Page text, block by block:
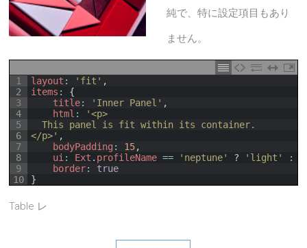
純で、特に設定項目もあり
ません。
1
2
3
4
5
6
7
8
9
10
layout : 'fit' ,
items :
{
title: 'Inner Panel' ,
html :
'<p>
This panel is fit within its container.
</p>' ,
bodyPadding : 15,
ui : Ext . profileName == 'neptune' ? 'light' :
border:
true
}
Table レ